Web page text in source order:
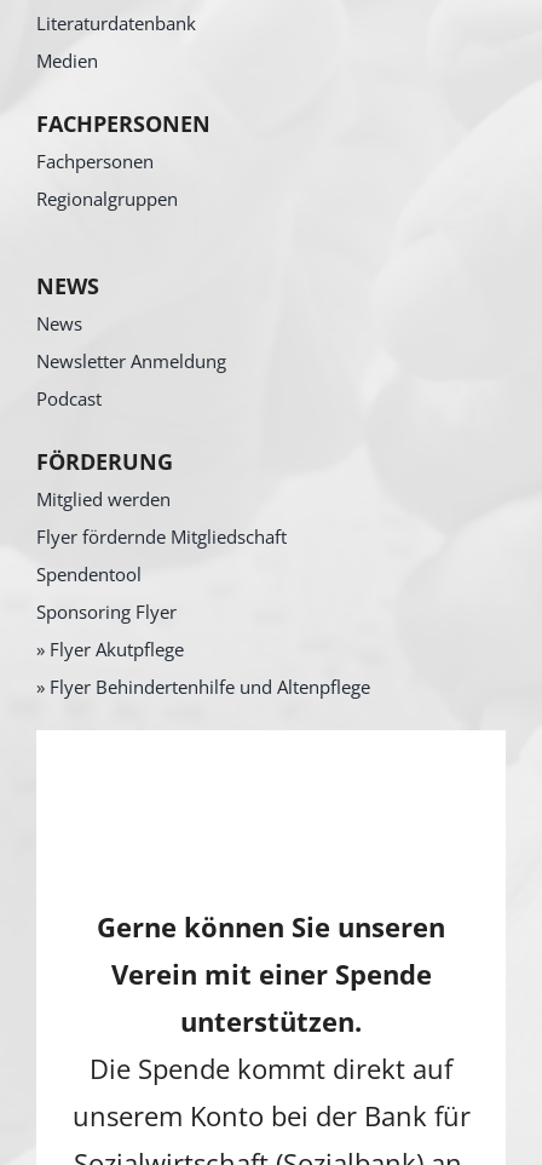
Literaturdatenbank
Medien
FACHPERSONEN
Fachpersonen
Regionalgruppen
NEWS
News
Newsletter Anmeldung
Podcast
FÖRDERUNG
Mitglied werden
Flyer fördernde Mitgliedschaft
Spendentool
Sponsoring Flyer
» Flyer Akutpflege
» Flyer Behindertenhilfe und Altenpflege
Gerne können Sie unseren
Verein mit einer Spende
unterstützen.
Die Spende kommt direkt auf
unserem Konto bei der Bank für